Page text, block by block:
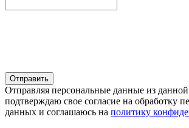
Отправляя персональные данные из
подтверждаю свое согласие на обработку
данных и соглашаюсь на политику